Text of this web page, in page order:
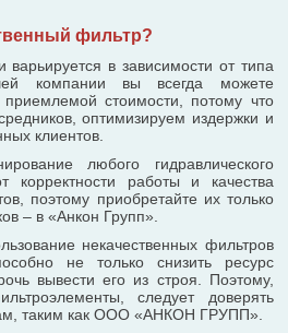
фильтр?
в зависимости от типа
компании вы всегда можете
стоимости, потому что
оптимизируем издержки и
клиентов.
любого гидравлического
корректности работы и качества
поэтому приобретайте их только
– в «Анкон Групп».
некачественных фильтров
не только снизить ресурс
вывести его из строя. Поэтому,
следует доверять
таким как ООО «АНКОН ГРУПП».